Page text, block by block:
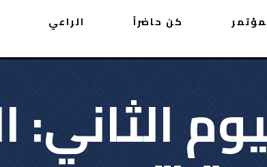
الراعي كن حاضراً